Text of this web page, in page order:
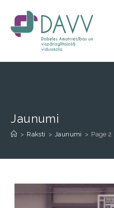
Jaunumi
> Raksti > Jaunumi > Page 2